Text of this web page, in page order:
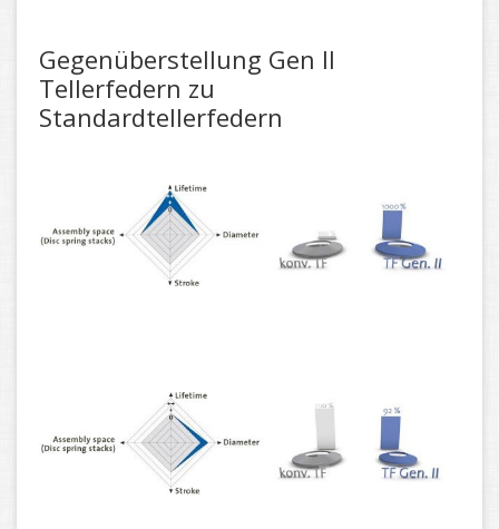
Gegenüberstellung Gen II
Tellerfedern zu
Standardtellerfedern